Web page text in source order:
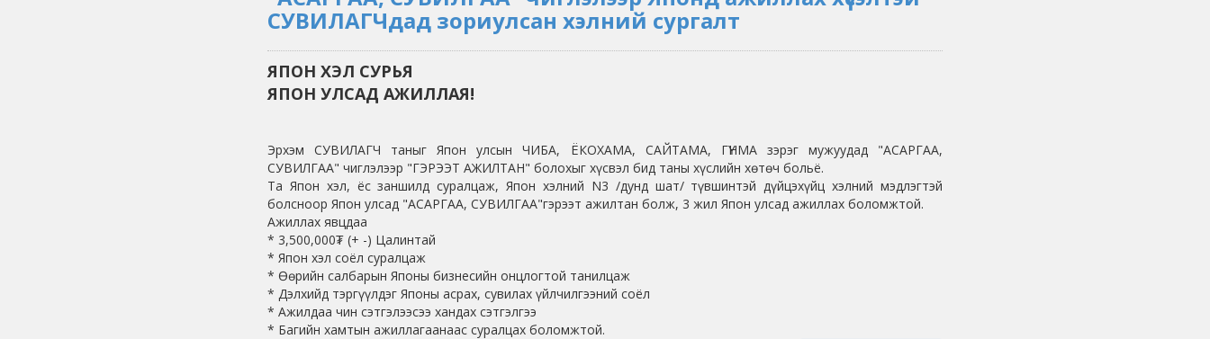
СУВИЛАГЧдад зориулсан хэлний сургалт
ЯПОН ХЭЛ СУРЬЯ
ЯПОН УЛСАД АЖИЛЛАЯ!
Эрхэм СУВИЛАГЧ таныг Япон улсын ЧИБА, ЁКОХАМА, САЙТАМА, ГҮНМА зэрэг мужуудад "АСАРГАА,
СУВИЛГАА" чиглэлээр "ГЭРЭЭТ АЖИЛТАН" болохыг хүсвэл бид таны хүслийн хөтөч больё.
Та Япон хэл, ёс заншилд суралцаж, Япон хэлний N3 /дунд шат/ түвшинтэй дүйцэхүйц хэлний мэдлэгтэй
болсноор Япон улсад "АСАРГАА, СУВИЛГАА"гэрээт ажилтан болж, 3 жил Япон улсад ажиллах боломжтой.
Ажиллах явцдаа
* 3,500,000₮ (+ -) Цалинтай
* Япон хэл соёл суралцаж
* Өөрийн салбарын Японы бизнесийн онцлогтой танилцаж
* Дэлхийд тэргүүлдэг Японы асрах, сувилах үйлчилгээний соёл
* Ажилдаа чин сэтгэлээсээ хандах сэтгэлгээ
* Багийн хамтын ажиллагаанаас суралцах боломжтой.